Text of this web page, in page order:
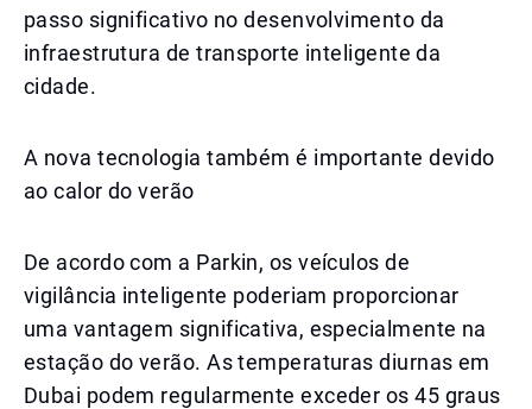
passo significativo no desenvolvimento da
infraestrutura de transporte inteligente da
cidade.
A nova tecnologia também é importante devido
ao calor do verão
De acordo com a Parkin, os veículos de
vigilância inteligente poderiam proporcionar
uma vantagem significativa, especialmente na
estação do verão. As temperaturas diurnas em
Dubai podem regularmente exceder os 45 graus